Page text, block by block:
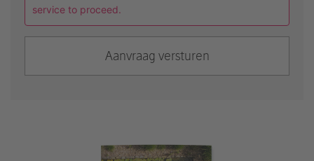
service to proceed.
Aanvraag versturen